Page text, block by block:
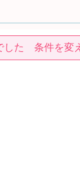
した 条件を